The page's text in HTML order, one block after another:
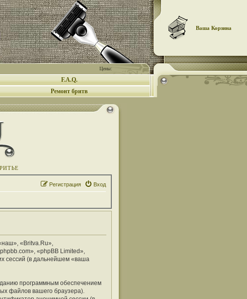
Цены:
Ваша Корзина
F.A.Q.
Ремонт бритв
Вход
Регистрация
«Britva.Ru»,
«phpBB Limited»,
сессий (в дальнейшем «ваша
программным обеспечением
файлов вашего браузера).